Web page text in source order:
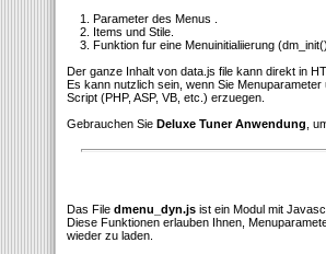
1. Parameter des Menus .
2. Items und Stile.
3. Funktion fur eine Menuinitialiierung
Der ganze Inhalt von data.js file kann direkt in
Es kann nutzlich sein, wenn Sie
Script (PHP, ASP, VB, etc.) erzuegen.
Gebrauchen Sie Deluxe Tuner Anwendung ,
Das File dmenu_dyn.js ist ein Modul mit
Diese Funktionen erlauben Ihnen,
wieder zu laden.